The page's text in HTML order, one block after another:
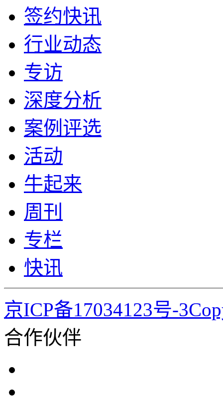
签约快讯
行业动态
专访
深度分析
案例评选
活动
牛起来
周刊
专栏
快讯
京ICP备17034123号-
合作伙伴